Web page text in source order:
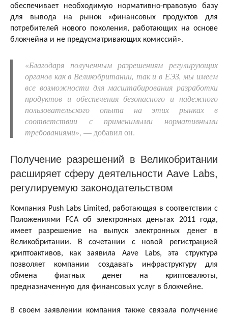
обеспечивает необходимую нормативно-правовую базу
для вывода на рынок «финансовых продуктов для
потребителей нового поколения, работающих на основе
блокчейна и не предусматривающих комиссий».
«Благодаря полученным разрешениям регулирующих
органов как в Великобритании, так и в ЕЭЗ, мы имеем
все возможности для масштабирования разработки
продуктов и обеспечения безопасного и надежного
пользовательского опыта на этих рынках в
соответствии с применимыми нормативными
требованиями», — добавил он.
Получение разрешений в Великобритании
расширяет сферу деятельности Aave Labs,
регулируемую законодательством
Компания Push Labs Limited, работающая в соответствии с
Положениями FCA об электронных деньгах 2011 года,
имеет разрешение на выпуск электронных денег в
Великобритании. В сочетании с новой регистрацией
криптоактивов, как заявила Aave Labs, эта структура
позволяет компании создавать инфраструктуру для
обмена фиатных денег на криптовалюты,
предназначенную для финансовых услуг в блокчейне.
В своем заявлении компания также связала получение